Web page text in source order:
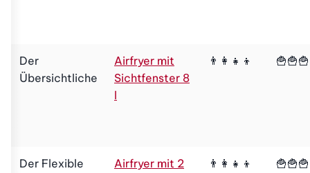
Der
Übersichtliche
Airfryer mit
Sichtfenster 8
l
👨‍👩‍👧‍👦 🍟🍟🍟
Der Flexible
Airfryer mit 2
👨‍👩‍👧‍👦 🍟🍟🍟